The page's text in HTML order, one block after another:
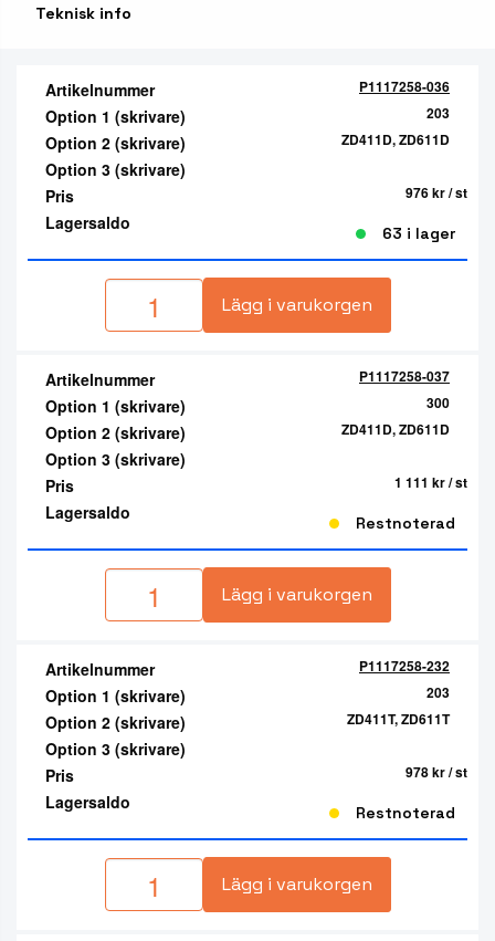
Teknisk info
Artikelnummer P1117258-036
Option 1 (skrivare) 203
Option 2 (skrivare) ZD411D, ZD611D
Option 3 (skrivare)
Pris
976 kr/ st
Lagersaldo 63 i lager
Lägg i varukorgen
Artikelnummer P1117258-037
Option 1 (skrivare) 300
Option 2 (skrivare) ZD411D, ZD611D
Option 3 (skrivare)
Pris
1 111 kr/ st
Lagersaldo Restnoterad
Lägg i varukorgen
Artikelnummer P1117258-232
Option 1 (skrivare) 203
Option 2 (skrivare) ZD411T, ZD611T
Option 3 (skrivare)
Pris
978 kr/ st
Lagersaldo Restnoterad
Lägg i varukorgen